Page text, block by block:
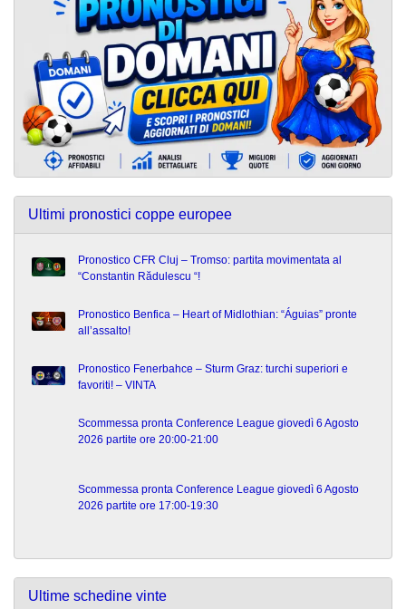
Ultimi pronostici coppe europee
Pronostico CFR Cluj – Tromso: partita movimentata al
“Constantin Rădulescu “!
Pronostico Benfica – Heart of Midlothian: “Águias” pronte
all’assalto!
Pronostico Fenerbahce – Sturm Graz: turchi superiori e
favoriti! – VINTA
Scommessa pronta Conference League giovedì 6 Agosto
2026 partite ore 20:00-21:00
Scommessa pronta Conference League giovedì 6 Agosto
2026 partite ore 17:00-19:30
Ultime schedine vinte